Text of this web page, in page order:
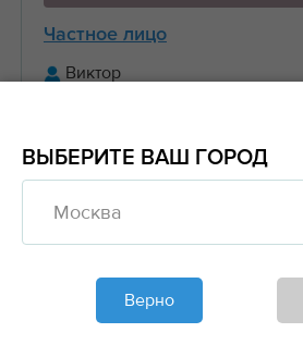
Частное лицо
Виктор
Обновлено больше недели назад
Моя спецтехника
Манипуляторы, Стрела 3
ВЫБЕРИТЕ ВАШ ГОРОД
Москва
Верно